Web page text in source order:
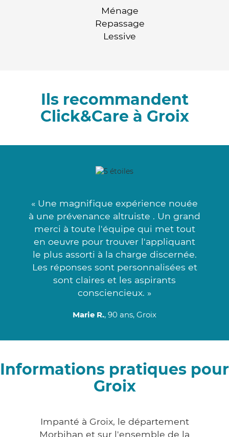
Ménage
Repassage
Lessive
Ils recommandent
Click&Care à Groix
« Une magnifique expérience nouée
à une prévenance altruiste . Un grand
merci à toute l'équipe qui met tout
en oeuvre pour trouver l'appliquant
le plus assorti à la charge discernée.
Les réponses sont personnalisées et
sont claires et les aspirants
consciencieux. »
Marie R., 90 ans, Groix
Informations pratiques pour
Groix
Impanté à Groix, le département
Morbihan et sur l'ensemble de la